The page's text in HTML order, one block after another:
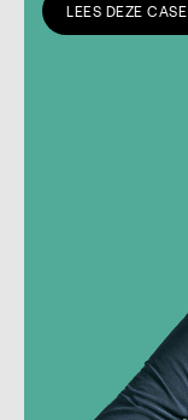
LEES DEZE CASE